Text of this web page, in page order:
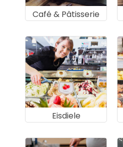
Café & Pâtisserie
Eisdiele